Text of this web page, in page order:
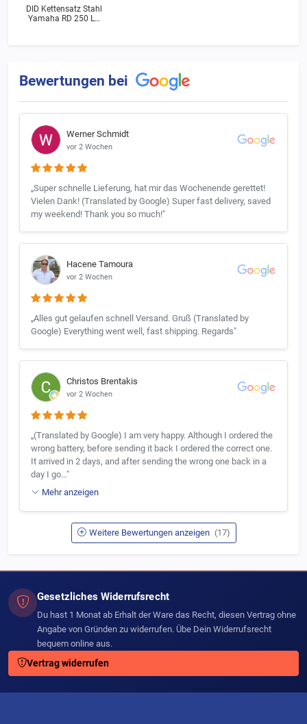
DID Kettensatz Stahl
Yamaha RD 250 LC
Bewertungen bei
Werner Schmidt
vor 2 Wochen
„Super schnelle Lieferung, hat mir das Wochenende gerettet!
Vielen Dank! (Translated by Google) Super fast delivery, saved
my weekend! Thank you so much!"
Hacene Tamoura
vor 2 Wochen
„Alles gut gelaufen schnell Versand. Gruß (Translated by
Google) Everything went well, fast shipping. Regards"
Christos Brentakis
vor 2 Wochen
„(Translated by Google) I am very happy. Although I ordered the
wrong battery, before sending it back I ordered the correct one.
It arrived in 2 days, and after sending the wrong one back in a
day I go…"
Mehr anzeigen
Weitere Bewertungen anzeigen (17)
Gesetzliches Widerrufsrecht
Du hast 1 Monat ab Erhalt der Ware das Recht, diesen Vertrag ohne
Angabe von Gründen zu widerrufen. Übe Dein Widerrufsrecht
bequem online aus.
Vertrag widerrufen